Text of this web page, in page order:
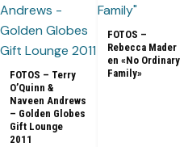
FOTOS – Terry
O’Quinn &
Naveen Andrews
– Golden Globes
Gift Lounge
2011
FOTOS –
Rebecca Mader
en «No Ordinary
Family»